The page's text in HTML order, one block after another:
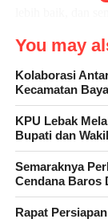
untuk itu, saya
kemajuan
meraih
You may
Kolaborasi
Kecamatan
KPU Lebak
Bupati dan
Semaraknya
Cendana Baros
Rapat